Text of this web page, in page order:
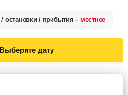
остановки / прибытия – местное
Выберите дату